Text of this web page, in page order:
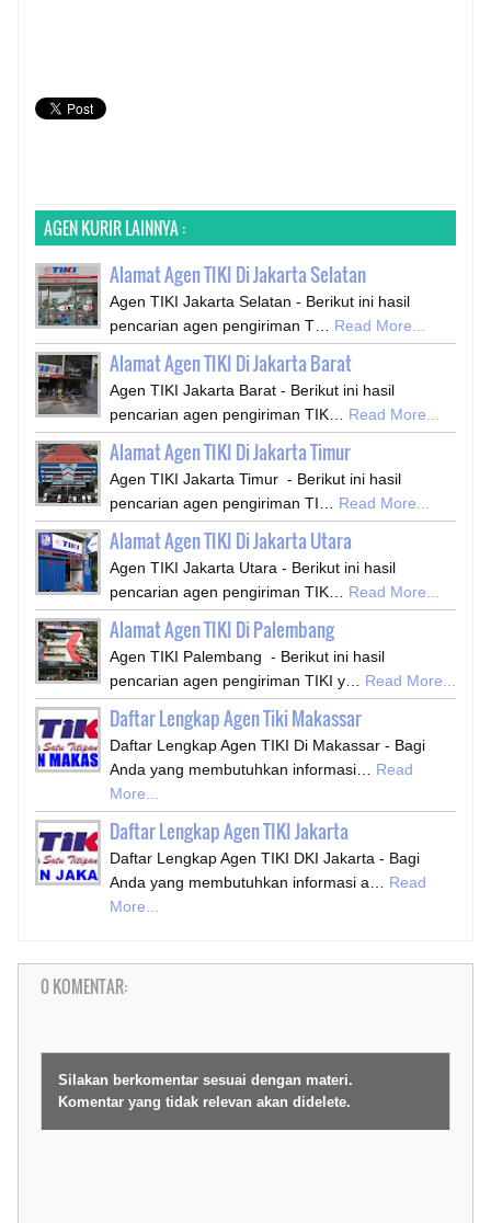
AGEN KURIR LAINNYA :
Alamat Agen TIKI Di Jakarta Selatan
Agen TIKI Jakarta Selatan - Berikut ini hasil
pencarian agen pengiriman T…
Read More...
Alamat Agen TIKI Di Jakarta Barat
Agen TIKI Jakarta Barat - Berikut ini hasil
pencarian agen pengiriman TIK…
Read More...
Alamat Agen TIKI Di Jakarta Timur
Agen TIKI Jakarta Timur - Berikut ini hasil
pencarian agen pengiriman TI…
Read More...
Alamat Agen TIKI Di Jakarta Utara
Agen TIKI Jakarta Utara - Berikut ini hasil
pencarian agen pengiriman TIK…
Read More...
Alamat Agen TIKI Di Palembang
Agen TIKI Palembang - Berikut ini hasil
pencarian agen pengiriman TIKI y…
Read More...
Daftar Lengkap Agen Tiki Makassar
Daftar Lengkap Agen TIKI Di Makassar - Bagi
Anda yang membutuhkan informasi…
Read
More...
Daftar Lengkap Agen TIKI Jakarta
Daftar Lengkap Agen TIKI DKI Jakarta - Bagi
Anda yang membutuhkan informasi a…
Read
More...
0 KOMENTAR:
Silakan berkomentar sesuai dengan materi.
Komentar yang tidak relevan akan didelete.